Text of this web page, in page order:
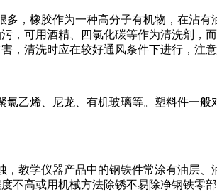
多，橡胶作为一种高分子有机物，在沾
，可用酒精、四氯化碳等作为清洗剂，
，清洗时应在较好通风条件下进行，注意
氯乙烯、尼龙、有机玻璃等。塑料件一
，教学仪器产品中的钢铁件常涂有油层
不高或用机械方法除锈不易除净钢铁零